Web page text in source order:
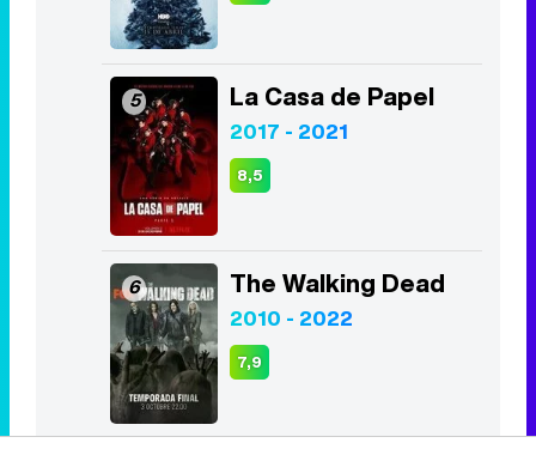
5 La Casa de Papel
2017 - 2021
8,5
6 The Walking Dead
2010 - 2022
7,9